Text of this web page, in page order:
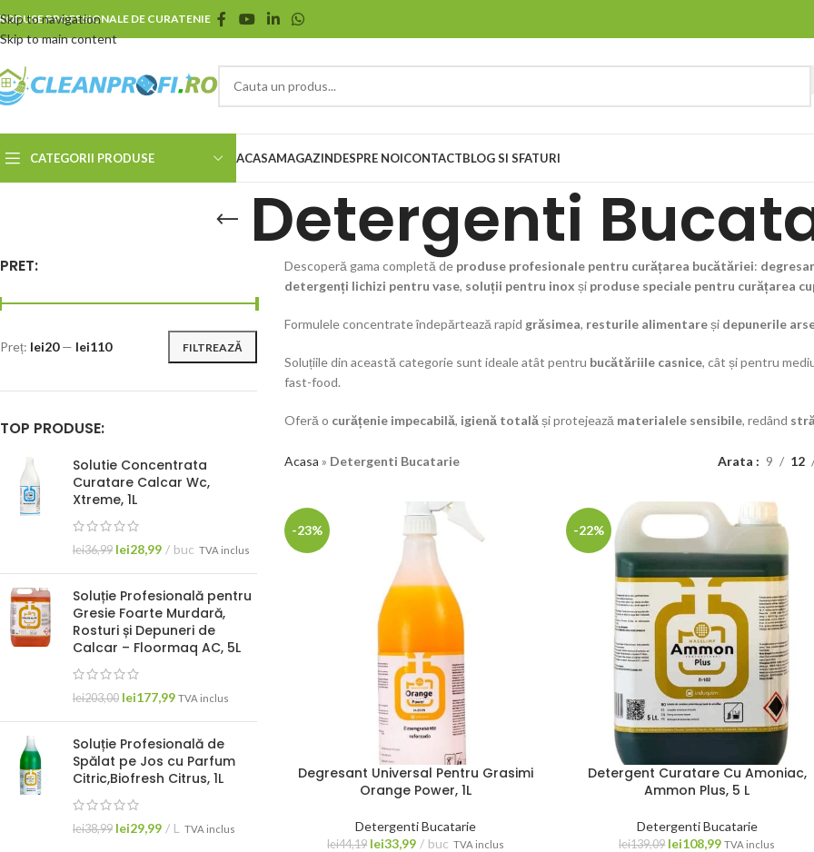
Skip to navigation
Skip to main content
PROFESIONALE DE CURATENIE
CATEGORII PRODUSE ACASAMAGAZINDESPRE NOICONTACTBLOG SI SFATURI
Detergenti
PRET:
FILTREAZĂ
Preț: lei20— lei110
TOP PRODUSE:
Solutie Concentrata
Curatare Calcar Wc,
Xtreme, 1L
lei36,99 lei28,99 buc TVA inclus
Soluție Profesională pentru
Gresie Foarte Murdară,
Rosturi și Depuneri de
Calcar – Floormaq AC, 5L
lei203,00 lei177,99 TVA inclus
Soluție Profesională de
Spălat pe Jos cu Parfum
Citric,Biofresh Citrus, 1L
lei38,99 lei29,99 L TVA inclus
Descoperă gama completă de produse profesionale pentru curățarea bucătăriei:
detergenți lichizi pentru vase, soluții pentru inox și produse speciale pentru curățarea
Formulele concentrate îndepărtează rapid grăsimea, resturile alimentareși depunerile
Soluțiile din această categorie sunt ideale atât pentru bucătăriile casnice, cât și pentru
fast-food.
Oferă o curățenie impecabilă, igienă totalăși protejează materialele sensibile, redând
Acasa » Detergenti Bucatarie Arata 9 12
-23%
Degresant Universal Pentru Grasimi
Orange Power, 1L
Detergenti Bucatarie
lei44,19 lei33,99 buc TVA inclus
-22%
Detergent Curatare Cu Amoniac,
Ammon Plus, 5 L
Detergenti Bucatarie
lei139,09 lei108,99 TVA inclus